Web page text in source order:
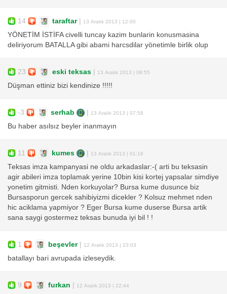
14 taraftar| 13 Aralık 2013 | 12:00
YÖNETİM İSTİFA civelli tuncay kazim bunlarin konusmasina
deliriyorum BATALLA gibi abami harcsdilar yönetimle birlik olup
23 eski teksas | 13 Aralık 2013 | 08:55
Düşman ettiniz bizi kendinize !!!!!
-3 serhab | 13 Aralık 2013 | 07:58
Bu haber asılsız beyler inanmayın
11 kumes | 13 Aralık 2013 | 01:16
Teksas imza kampanyasi ne oldu arkadaslar:-( arti bu teksasin
agir abileri imza toplamak yerine 10bin kisi kortej yapsalar simdiye
yonetim gitmisti. Nden korkuyolar? Bursa kume dusunce biz
Bursasporun gercek sahibiyizmi dicekler ? Kolsuz mehmet nden
hic aciklama yapmiyor ? Eger Bursa kume duserse Bursa artik
sana saygi gostermez teksas bunuda iyi bil ! !
1 beşevler| 12 Aralık 2013 | 23:03
batallayı bari avrupada izleseydik.
9 furkan | 12 Aralık 2013 | 22:44